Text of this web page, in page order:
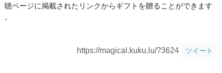
聴ページに掲載されたリンクからギフトを贈ることができます
。
https://magical.kuku.lu/?3624 ツイート